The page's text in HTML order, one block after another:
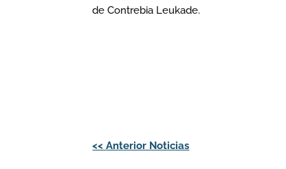
de Contrebia Leukade.
Navegación
<<Anterior Noticias